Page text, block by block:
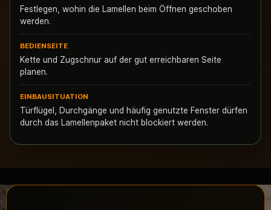
Festlegen, wohin die Lamellen beim Öffnen geschoben
werden.
BEDIENSEITE
Kette und Zugschnur auf der gut erreichbaren Seite
planen.
EINBAUSITUATION
Türflügel, Durchgänge und häufig genutzte Fenster dürfen
durch das Lamellenpaket nicht blockiert werden.